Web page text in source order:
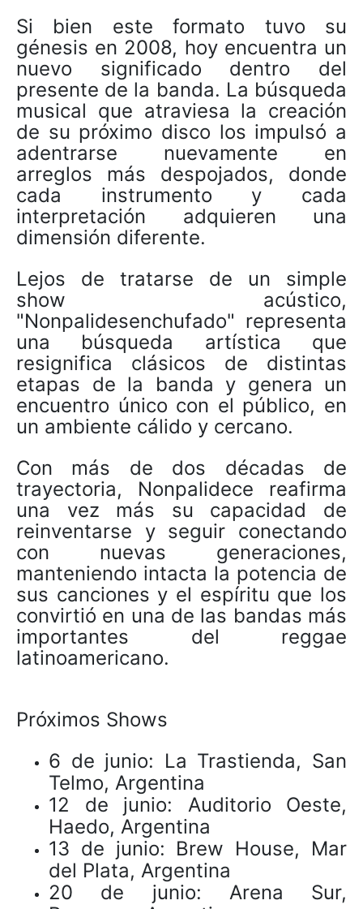
Si bien este formato tuvo su
génesis en 2008, hoy encuentra un
nuevo significado dentro del
presente de la banda. La búsqueda
musical que atraviesa la creación
de su próximo disco los impulsó a
adentrarse nuevamente en
arreglos más despojados, donde
cada instrumento y cada
interpretación adquieren una
dimensión diferente.
Lejos de tratarse de un simple
show acústico,
"Nonpalidesenchufado" representa
una búsqueda artística que
resignifica clásicos de distintas
etapas de la banda y genera un
encuentro único con el público, en
un ambiente cálido y cercano.
Con más de dos décadas de
trayectoria, Nonpalidece reafirma
una vez más su capacidad de
reinventarse y seguir conectando
con nuevas generaciones,
manteniendo intacta la potencia de
sus canciones y el espíritu que los
convirtió en una de las bandas más
importantes del reggae
latinoamericano.
Próximos Shows
6 de junio: La Trastienda, San
Telmo, Argentina
12 de junio: Auditorio Oeste,
Haedo, Argentina
13 de junio: Brew House, Mar
del Plata, Argentina
20 de junio: Arena Sur,